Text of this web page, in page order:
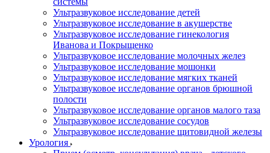
Ультразвуковое исследование детей
Ультразвуковое исследование в акушерстве
Ультразвуковое исследование гинекология
Иванова и Покрыщенко
Ультразвуковое исследование молочных желез
Ультразвуковое исследование мошонки
Ультразвуковое исследование мягких тканей
Ультразвуковое исследование органов брюшной
полости
Ультразвуковое исследование органов малого таза
Ультразвуковое исследование сосудов
Ультразвуковое исследование щитовидной железы
Урология